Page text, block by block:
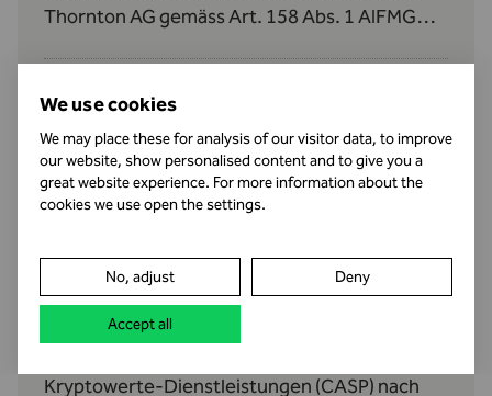
Thornton AG gemäss Art. 158 Abs. 1 AIFMG
Neuzulassung als Anbieter von Kryptowerte-
Dienstleistungen (CASP)
Die Damoon Technology (Europe) AG, Vaduz
(FL-0002.682.952-0), verfügt seit dem 10. Juli
Kryptowerte‑Dienstleistungen (CASP) nach
We use cookies
We may place these for analysis of our visitor data, to improve
our website, show personalised content and to give you a
great website experience. For more information about the
cookies we use open the settings.
No, adjust Deny
Accept all